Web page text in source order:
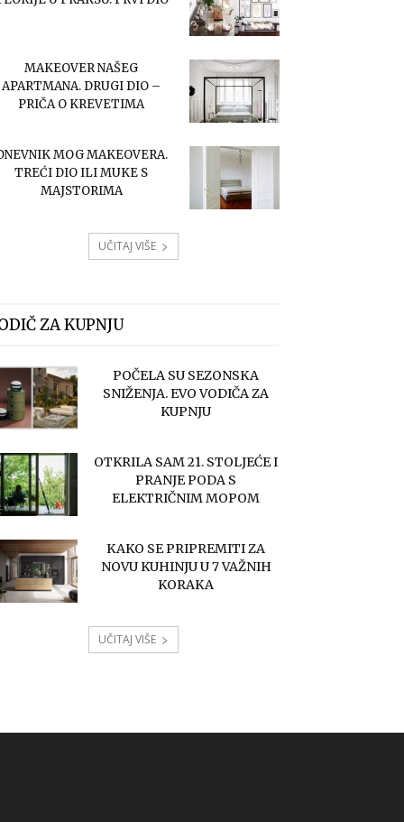
MAKEOVER NAŠEG
APARTMANA. DRUGI DIO –
PRIČA O KREVETIMA
MOG MAKEOVERA.
TREĆI DIO ILI MUKE S
MAJSTORIMA
UČITAJ VIŠE
ZA KUPNJU
POČELA SU SEZONSKA
SNIŽENJA. EVO VODIČA ZA
KUPNJU
OTKRILA SAM 21. STOLJEĆE I
PRANJE PODA S
ELEKTRIČNIM MOPOM
KAKO SE PRIPREMITI ZA
NOVU KUHINJU U 7 VAŽNIH
KORAKA
UČITAJ VIŠE